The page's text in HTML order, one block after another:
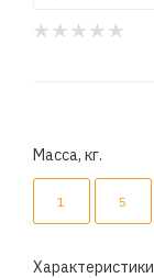
Масса, кг.
1 5
Характеристики